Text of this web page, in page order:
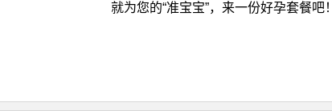
就为您的“准宝宝”，来一份好孕套餐吧！